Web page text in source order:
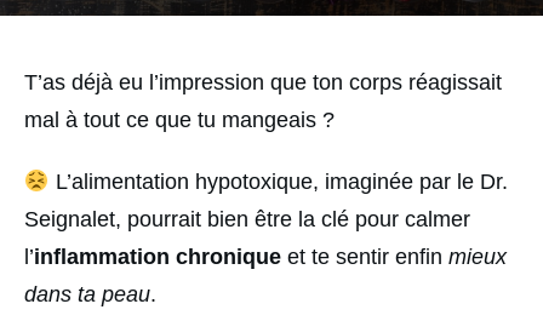
T’as déjà eu l’impression que ton corps réagissait
mal à tout ce que tu mangeais ?
L’alimentation hypotoxique, imaginée par le Dr.
Seignalet, pourrait bien être la clé pour calmer
l’inflammation chronique et te sentir enfin mieux
dans ta peau.